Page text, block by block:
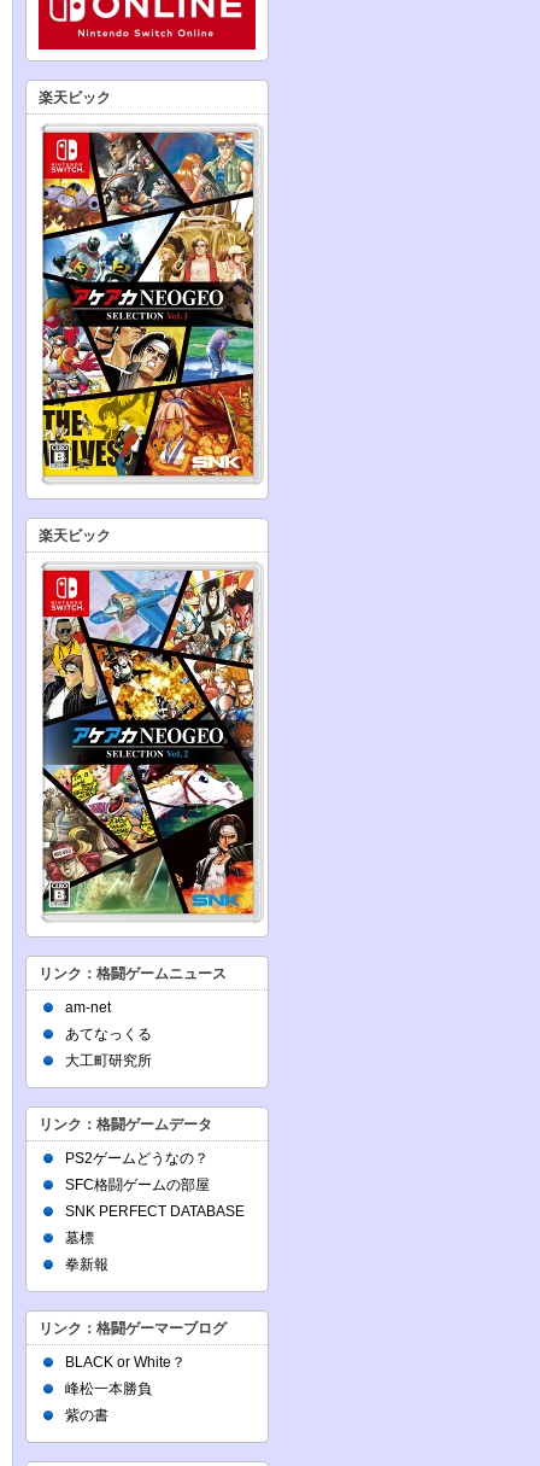
楽天ビック
楽天ビック
リンク：格闘ゲームニュース
am-net
あてなっくる
大工町研究所
リンク：格闘ゲームデータ
PS2ゲームどうなの？
SFC格闘ゲームの部屋
SNK PERFECT DATABASE
墓標
拳新報
リンク：格闘ゲーマーブログ
BLACK or White？
峰松一本勝負
紫の書